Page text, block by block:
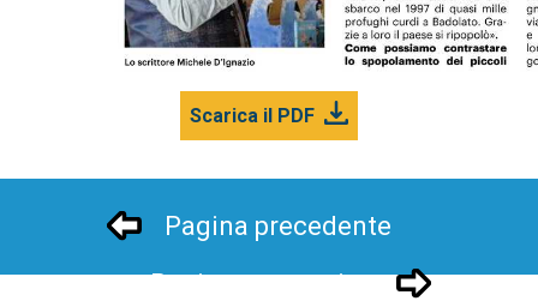
Scarica il PDF
Pagina precedente
Pagina successivo